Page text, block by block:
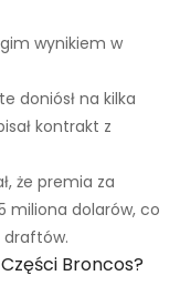
wynikiem w
doniósł na kilka
kontrakt z
że premia za
miliona dolarów, co
draftów.
Broncos?